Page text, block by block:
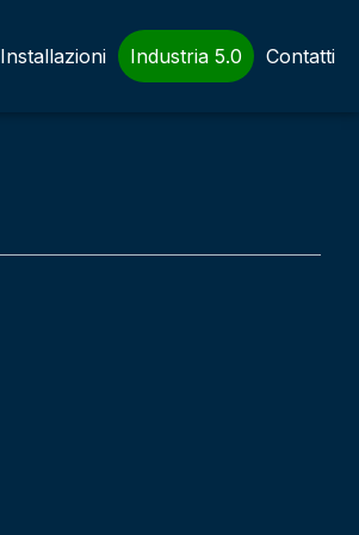
Installazioni Industria 5.0 Contatti